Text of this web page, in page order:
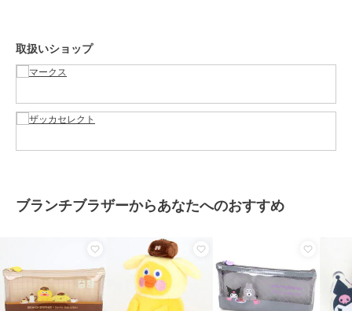
性別タイプ
貨 ／ステーショナリー
カラー
サイズ **
商品のお取り扱い方法
取扱いショップ
ブランチブラザーからあなたへのおすすめ